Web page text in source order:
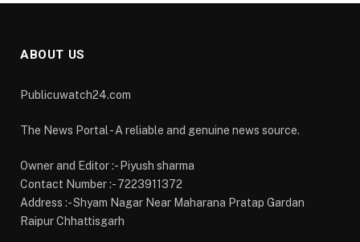
ABOUT US
Publicuwatch24.com
The News Portal - A reliable and genuine news source.
Owner and Editor :- Piyush sharma
Contact Number :- 7223911372
Address :- Shyam Nagar Near Maharana Pratap Gardan
Raipur Chhattisgarh